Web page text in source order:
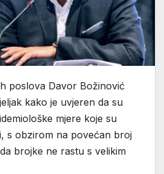
poslova Davor Božinović
kako je uvjeren da su
mjere koje su
s obzirom na povećan broj
brojke ne rastu s velikim